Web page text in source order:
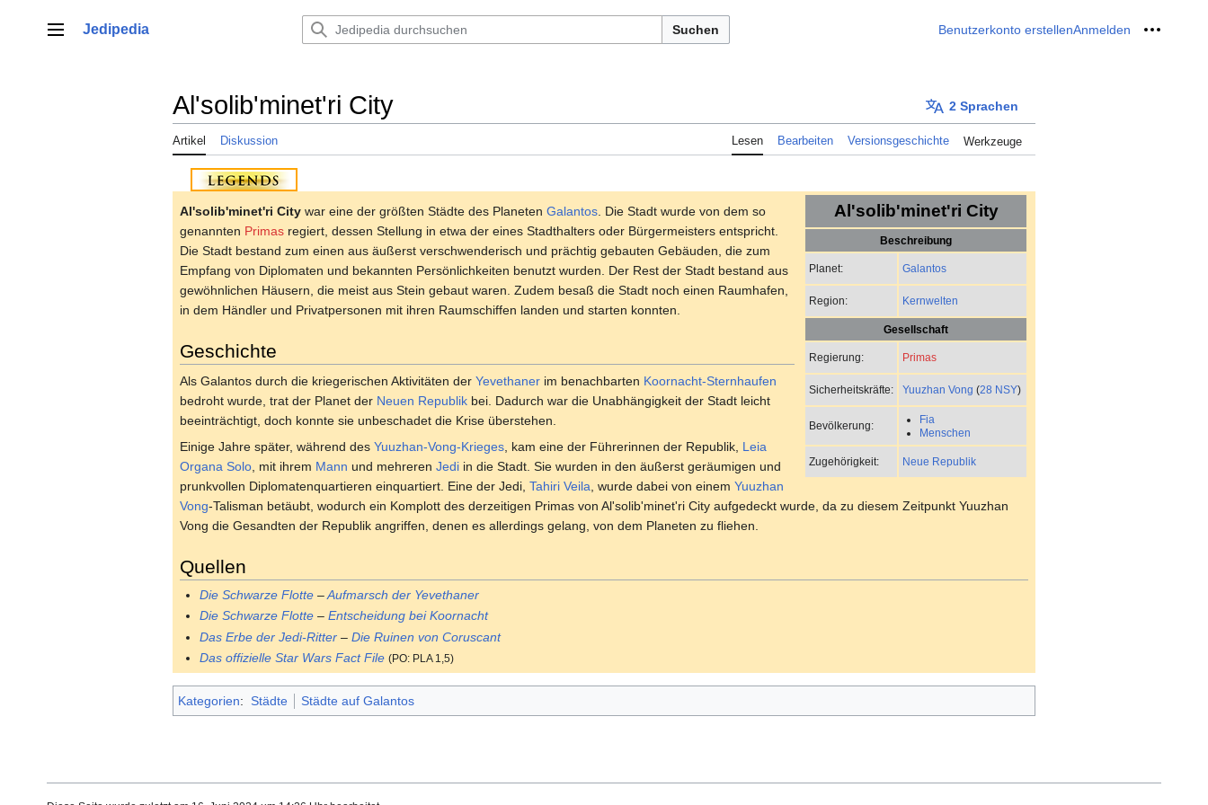
springenHauptmenü
Jedipedia Suchen Benutzerkonto erstellenAnmelden Meine
Al'solib'minet'ri City 2 Sprachen
Artikel Diskussion Lesen Bearbeiten Versionsgeschichte Werkzeuge
Al'solib'minet'ri City
Beschreibung
Planet: Galantos
Region: Kernwelten
Gesellschaft
Regierung: Primas
Sicherheitskräfte: Yuuzhan Vong (28 NSY)
Bevölkerung:
Fia
Menschen
Zugehörigkeit: Neue Republik
Al'solib'minet'ri City war eine der größten Städte des Planeten Galantos . Die Stadt wurde von dem so
genannten Primas regiert, dessen Stellung in etwa der eines Stadthalters oder Bürgermeisters entspricht.
Die Stadt bestand zum einen aus äußerst verschwenderisch und prächtig gebauten Gebäuden, die zum
Empfang von Diplomaten und bekannten Persönlichkeiten benutzt wurden. Der Rest der Stadt bestand aus
gewöhnlichen Häusern, die meist aus Stein gebaut waren. Zudem besaß die Stadt noch einen Raumhafen,
in dem Händler und Privatpersonen mit ihren Raumschiffen landen und starten konnten.
Geschichte
Als Galantos durch die kriegerischen Aktivitäten der Yevethaner im benachbarten Koornacht-Sternhaufen
bedroht wurde, trat der Planet der Neuen Republik bei. Dadurch war die Unabhängigkeit der Stadt leicht
beeinträchtigt, doch konnte sie unbeschadet die Krise überstehen.
Einige Jahre später, während des Yuuzhan-Vong-Krieges , kam eine der Führerinnen der Republik, Leia
Organa Solo , mit ihrem Mann und mehreren Jedi in die Stadt. Sie wurden in den äußerst geräumigen und
prunkvollen Diplomatenquartieren einquartiert. Eine der Jedi, Tahiri Veila , wurde dabei von einem Yuuzhan
Vong-Talisman betäubt, wodurch ein Komplott des derzeitigen Primas von Al'solib'minet'ri City aufgedeckt wurde, da zu diesem Zeitpunkt Yuuzhan
Vong die Gesandten der Republik angriffen, denen es allerdings gelang, von dem Planeten zu fliehen.
Quellen
Die Schwarze Flotte –Aufmarsch der Yevethaner
Die Schwarze Flotte –Entscheidung bei Koornacht
Das Erbe der Jedi-Ritter –Die Ruinen von Coruscant
Das offizielle Star Wars Fact File (PO: PLA 1,5)
Kategorien: Städte Städte auf Galantos